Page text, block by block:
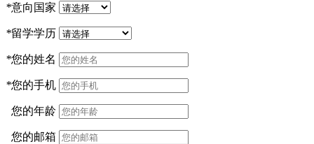
*意向国家
*留学学历
*您的姓名
*您的手机
您的年龄
您的邮箱